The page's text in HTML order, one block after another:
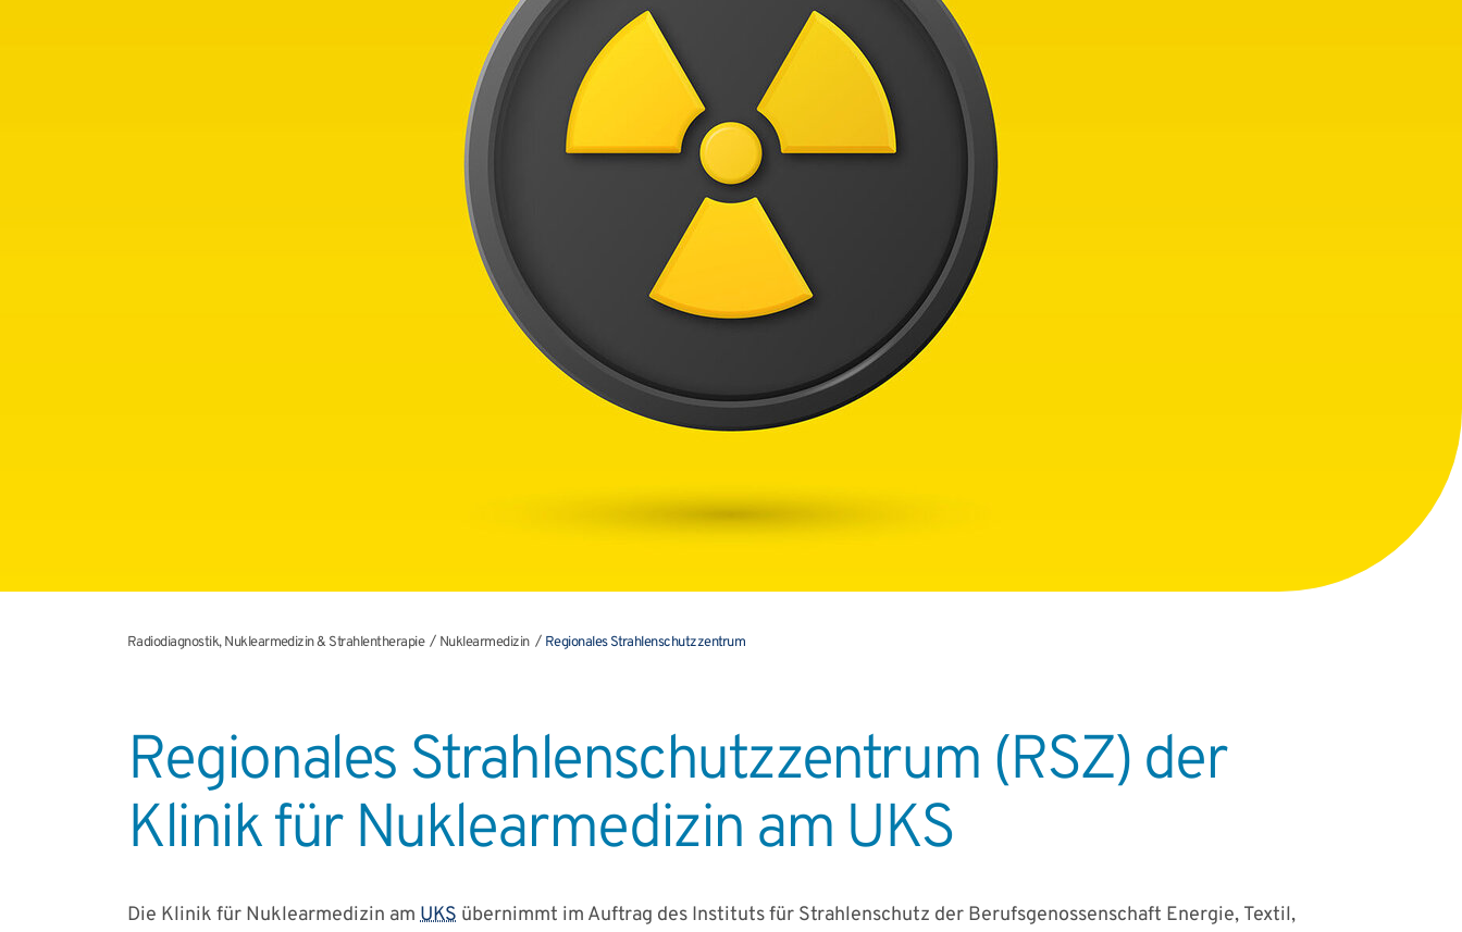
Radiodiagnostik, Nuklearmedizin & Strahlentherapie Nuklearmedizin Regionales Strahlenschutzzentrum
Regionales Strahlenschutzzentrum (RSZ) der
Klinik für Nuklearmedizin am UKS
Die Klinik für Nuklearmedizin am UKS übernimmt im Auftrag des Instituts für Strahlenschutz der Berufsgenossenschaft Energie, Textil,